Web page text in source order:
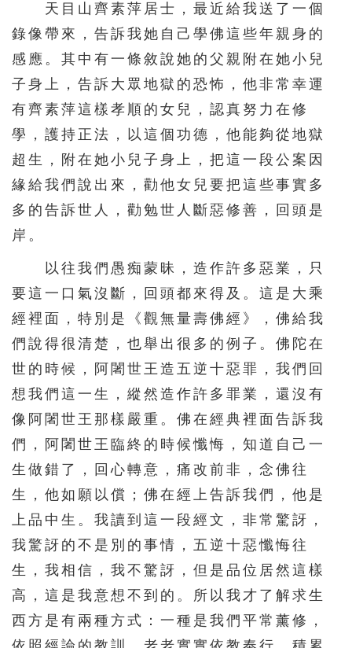
天目山齊素萍居士，最近給我送了一個
錄像帶來，告訴我她自己學佛這些年親身的
感應。其中有一條敘說她的父親附在她小兒
子身上，告訴大眾地獄的恐怖，他非常幸運
有齊素萍這樣孝順的女兒，認真努力在修
學，護持正法，以這個功德，他能夠從地獄
超生，附在她小兒子身上，把這一段公案因
緣給我們說出來，勸他女兒要把這些事實多
多的告訴世人，勸勉世人斷惡修善，回頭是
岸。
以往我們愚痴蒙昧，造作許多惡業，只
要這一口氣沒斷，回頭都來得及。這是大乘
經裡面，特別是《觀無量壽佛經》，佛給我
們說得很清楚，也舉出很多的例子。佛陀在
世的時候，阿闍世王造五逆十惡罪，我們回
想我們這一生，縱然造作許多罪業，還沒有
像阿闍世王那樣嚴重。佛在經典裡面告訴我
們，阿闍世王臨終的時候懺悔，知道自己一
生做錯了，回心轉意，痛改前非，念佛往
生，他如願以償；佛在經上告訴我們，他是
上品中生。我讀到這一段經文，非常驚訝，
我驚訝的不是別的事情，五逆十惡懺悔往
生，我相信，我不驚訝，但是品位居然這樣
高，這是我意想不到的。所以我才了解求生
西方是有兩種方式：一種是我們平常薰修，